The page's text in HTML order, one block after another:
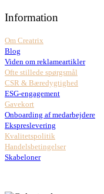
Information
Om Creatrix
Blog
Viden om reklameartikler
Ofte stillede spørgsmål
CSR & Bæredygtighed
ESG-engagement
Gavekort
Onboarding af medarbejdere
Ekspreslevering
Kvalitetspolitik
Handelsbetingelser
Skabeloner